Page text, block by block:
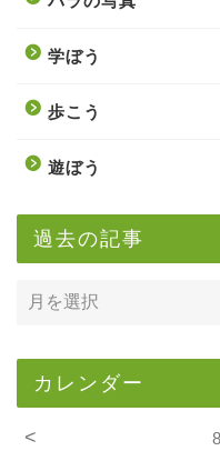
学ぼう
歩こう
遊ぼう
過去の記事
カレンダー
<